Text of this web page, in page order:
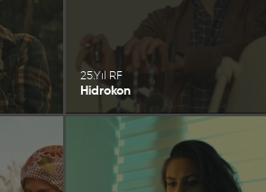
25.Yıl RF
Hidrokon